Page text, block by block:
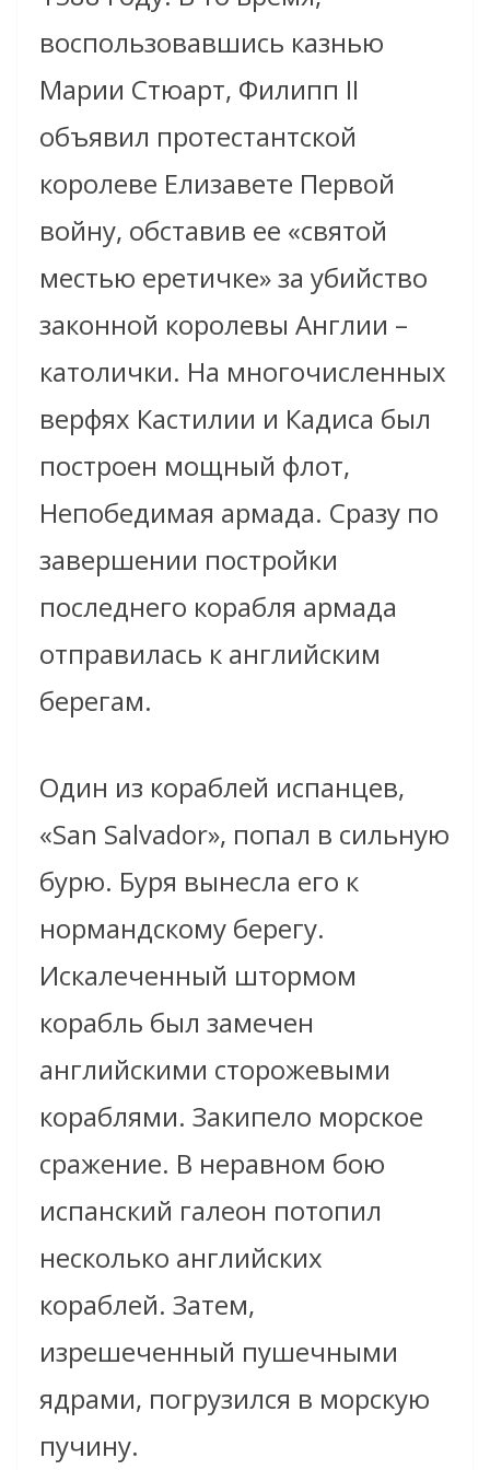
воспользовавшись казнью
Марии Стюарт, Филипп II
объявил протестантской
королеве Елизавете Первой
войну, обставив ее «святой
местью еретичке» за убийство
законной королевы Англии –
католички. На многочисленных
верфях Кастилии и Кадиса был
построен мощный флот,
Непобедимая армада. Сразу по
завершении постройки
последнего корабля армада
отправилась к английским
берегам.
Один из кораблей испанцев,
«San Salvador», попал в сильную
бурю. Буря вынесла его к
нормандскому берегу.
Искалеченный штормом
корабль был замечен
английскими сторожевыми
кораблями. Закипело морское
сражение. В неравном бою
испанский галеон потопил
несколько английских
кораблей. Затем,
изрешеченный пушечными
ядрами, погрузился в морскую
пучину.